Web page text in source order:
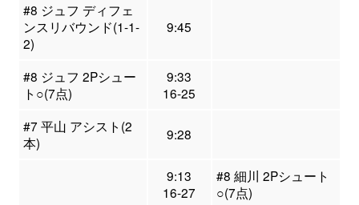
#8 ジュフ ディフェ
ンスリバウンド(1-1-
2)
9:45
#8 ジュフ 2Pシュー
ト○(7点)
9:33
16-25
#7 平山 アシスト(2
本)
9:28
9:13
16-27
#8 細川 2Pシュート
○(7点)